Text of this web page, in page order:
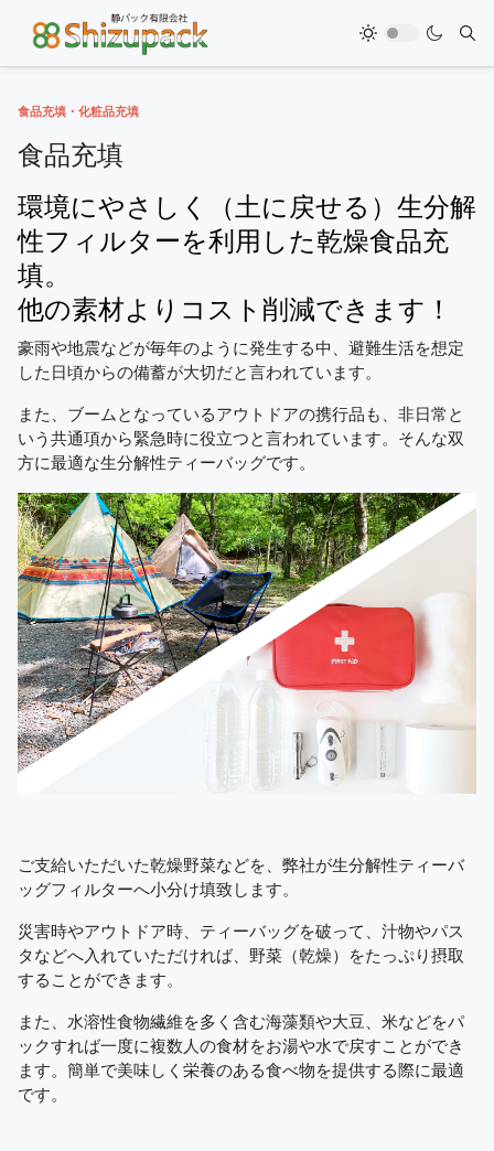
食品充填・化粧品充填
食品充填
環境にやさしく（土に戻せる）生分解
性フィルターを利用した乾燥食品充
填。
他の素材よりコスト削減できます！
豪雨や地震などが毎年のように発生する中、避難生活を想定
した日頃からの備蓄が大切だと言われています。
また、ブームとなっているアウトドアの携行品も、非日常と
いう共通項から緊急時に役立つと言われています。そんな双
方に最適な生分解性ティーバッグです。
ご支給いただいた乾燥野菜などを、弊社が生分解性ティーバ
ッグフィルターへ小分け填致します。
災害時やアウトドア時、ティーバッグを破って、汁物やパス
タなどへ入れていただければ、野菜（乾燥）をたっぷり摂取
することができます。
また、水溶性食物繊維を多く含む海藻類や大豆、米などをパ
ックすれば一度に複数人の食材をお湯や水で戻すことができ
ます。簡単で美味しく栄養のある食べ物を提供する際に最適
です。